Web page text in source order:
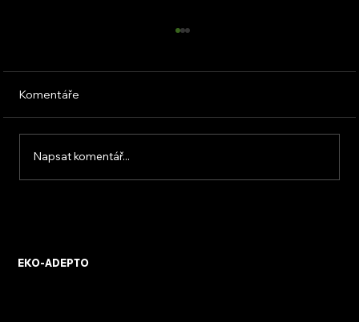
Komentáře
Napsat komentář...
EKO-ADEPTO